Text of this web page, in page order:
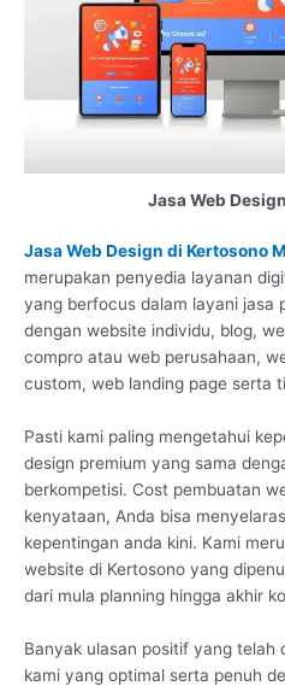
Jasa Web
Jasa Web Design di Kertosono
merupakan penyedia layanan
yang berfocus dalam layani jasa
dengan website individu, blog,
compro atau web perusahaan,
custom, web landing page serta
Pasti kami paling mengetahui
design premium yang sama
berkompetisi. Cost pembuatan
kenyataan, Anda bisa
kepentingan anda kini. Kami
website di Kertosono yang
dari mula planning hingga akhir
Banyak ulasan positif yang telah
kami yang optimal serta penuh